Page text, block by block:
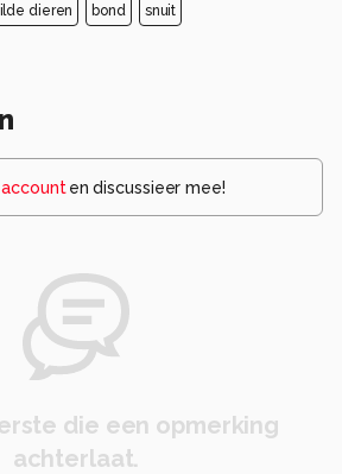
dieren bond snuit
en discussieer mee!
die een opmerking
achterlaat.